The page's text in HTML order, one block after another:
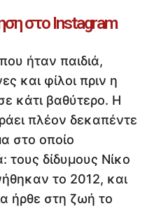
στο Instagram
ήταν παιδιά,
και φίλοι πριν η
κάτι βαθύτερο. Η
πλέον δεκαπέντε
στο οποίο
τους δίδυμους Νίκο
το 2012, και
ήρθε στη ζωή το